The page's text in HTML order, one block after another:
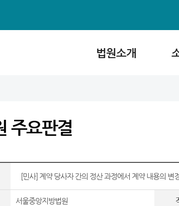
법원소개
주요판결
[민사] 계약 당사자 간의 정산 과정에서 계약 내용의
서울중앙지방법원